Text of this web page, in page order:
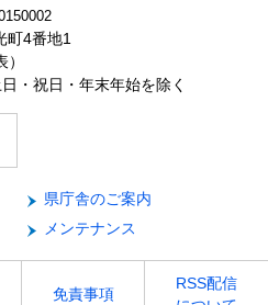
町4番地1
・祝日・年末年始を除く
県庁舎のご案内
メンテナンス
免責事項
RSS配信